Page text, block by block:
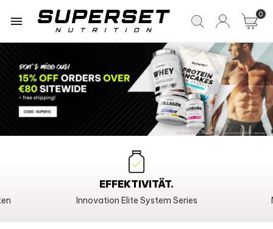
 0
EFFEKTIVITÄT.
Innovation Elite System Series